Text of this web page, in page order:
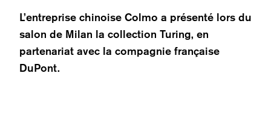
L’entreprise chinoise Colmo a présenté lors du
salon de Milan la collection Turing, en
partenariat avec la compagnie française
DuPont.